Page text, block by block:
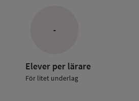
-
Elever per lärare
För litet underlag